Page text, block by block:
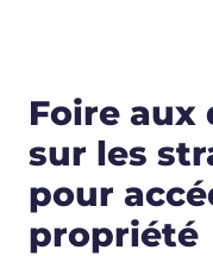
Foire aux
sur les
pour
propriété